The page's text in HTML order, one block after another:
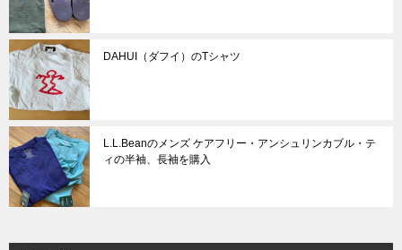
DAHUI（ダフイ）のTシャツ
L.L.Beanのメンズ ケアフリー・アンシュリンカブル・テ
ィの半袖、長袖を購入